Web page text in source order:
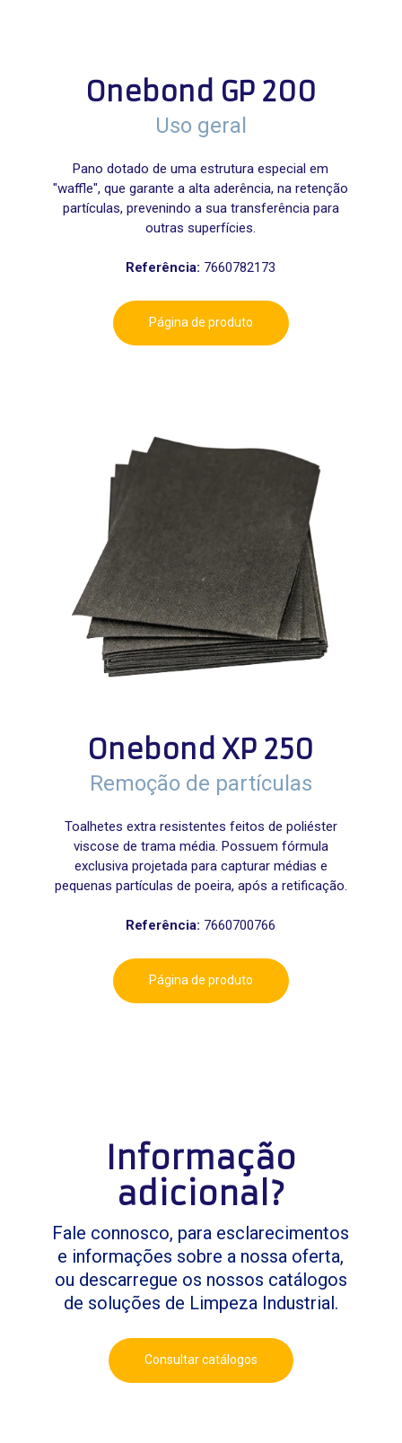
Onebond GP 200
Uso geral
Pano dotado de uma estrutura especial em
"waffle", que garante a alta aderência, na retenção
partículas, prevenindo a sua transferência para
outras superfícies.
Referência: 7660782173
Página de produto
Onebond XP 250
Remoção de partículas
Toalhetes extra resistentes feitos de poliéster
viscose de trama média. Possuem fórmula
exclusiva projetada para capturar médias e
pequenas partículas de poeira, após a retificação.
Referência: 7660700766
Página de produto
Informação
adicional?
Fale connosco, para esclarecimentos
e informações sobre a nossa oferta,
ou descarregue os nossos catálogos
de soluções de Limpeza Industrial.
Consultar catálogos